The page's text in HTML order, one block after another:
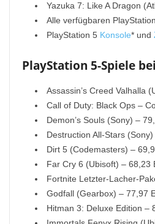
Yazuka 7: Like A Dragon
Alle verfügbaren
PlayStation 5 Konsole* und
PlayStation 5-Spiele bei
Assassin’s Creed Valhalla
Call of Duty: Black Ops –
Demon’s Souls (Sony) –
Destruction All-Stars
Dirt 5 (Codemasters) –
Far Cry 6 (Ubisoft) – 68,23
Fortnite Letzter-Lacher-
Godfall (Gearbox) – 77,97
Hitman 3: Deluxe Edition –